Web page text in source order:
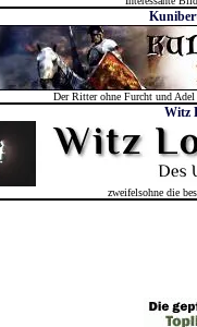
Der Ritter ohne Furcht und
Witz
zweifelsohne die